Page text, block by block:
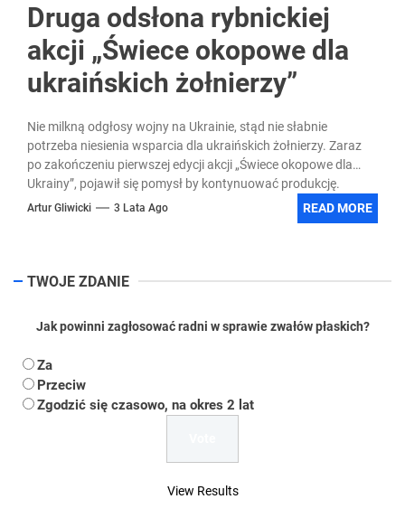
Druga odsłona rybnickiej
akcji „Świece okopowe dla
ukraińskich żołnierzy”
Nie milkną odgłosy wojny na Ukrainie, stąd nie słabnie
potrzeba niesienia wsparcia dla ukraińskich żołnierzy. Zaraz
po zakończeniu pierwszej edycji akcji „Świece okopowe dla
Ukrainy”, pojawił się pomysł by kontynuować produkcję.
Artur Gliwicki 3 Lata Ago READ MORE
TWOJE ZDANIE
Jak powinni zagłosować radni w sprawie zwałów płaskich?
Za
Przeciw
Zgodzić się czasowo, na okres 2 lat
View Results